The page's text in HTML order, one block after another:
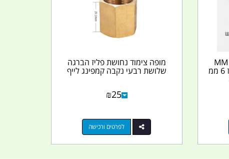
ניפל מעבר קיר נירוסטה 4 MM
זכר הברגה ואום הידוק במרכז 6 ממ
מופה צימוד נחושת פליז הברגה
שלושת רבעי נקבה קמפינג לייף
₪25
לפרטים ורכישה